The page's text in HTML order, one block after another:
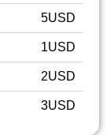
5USD
1USD
2USD
3USD